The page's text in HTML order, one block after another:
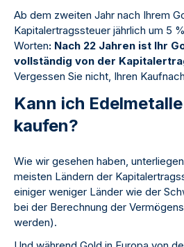
Ab dem zweiten Jahr nach Ihrem
Kapitalertragssteuer jährlich um 5
Worten: Nach 22 Jahren ist Ihr
vollständig von der
Vergessen Sie nicht, Ihren
Kann ich
kaufen?
Wie wir gesehen haben,
meisten Ländern der
einiger weniger Länder wie der
bei der Berechnung der
werden).